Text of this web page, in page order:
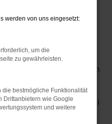
in
sind stolz darauf,
Land Rover Modellen
oder
Fahrzeug
von Land Rover bei
werden von uns eingesetzt:
um die
zu gewährleisten.
die bestmögliche Funktionalität
Drittanbietern wie Google
und weitere